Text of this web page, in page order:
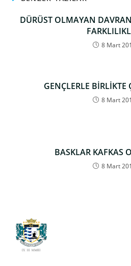
DÜRÜST OLMAYAN
8 Mart
GENÇLERLE BİRLİKTE
8 Mart
BASKLAR KAFKAS
8 Mart